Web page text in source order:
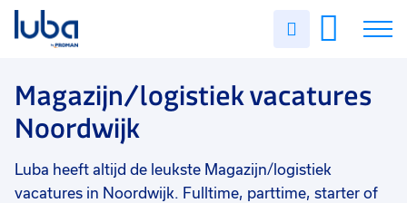
Uren
Vacatures
Over ons
Voor werkgevers
Magazijn/logistiek vacatures
Noordwijk
Luba heeft altijd de leukste Magazijn/logistiek
vacatures in Noordwijk. Fulltime, parttime, starter of
Filter vacatures
Vakgebied 0
Magazijn/logistiek
Opleidingsniveau
Vmbo
Soort contract 0